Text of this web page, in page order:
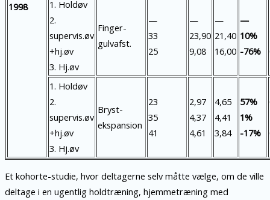
1998
1. Holdøv
2.
supervis.øv
+hj.øv
3. Hj.øv
Finger-
gulvafst.
—
33
25
—
23,90
9,08
—
21,40
16,00
—
10%
-76%
1. Holdøv
2.
supervis.øv
+hj.øv
3. Hj.øv
Bryst-
ekspansion
23
35
41
2,97
4,37
4,61
4,65
4,41
3,84
57%
1%
-17%
Et kohorte-studie, hvor deltagerne selv måtte vælge, om de ville
deltage i en ugentlig holdtræning, hjemmetræning med